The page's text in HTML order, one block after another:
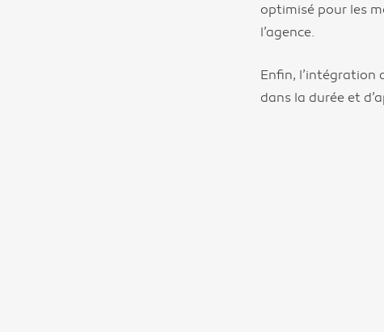
optimisé pour les
l’agence.
Enfin, l’intégration
dans la durée et